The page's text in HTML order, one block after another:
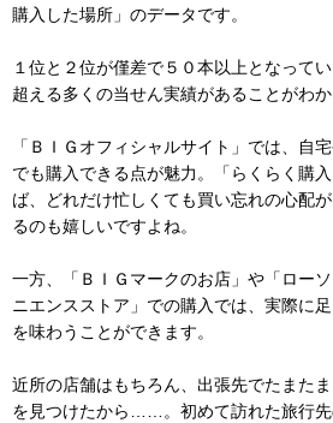
購入した場所」のデータです。
１位と２位が僅差で５０本以上となって
超える多くの当せん実績があることがわか
「ＢＩＧオフィシャルサイト」では、自
でも購入できる点が魅力。「らくらく購
ば、どれだけ忙しくても買い忘れの心配
るのも嬉しいですよね。
一方、「ＢＩＧマークのお店」や「ロー
ニエンスストア」での購入では、実際に
を味わうことができます。
近所の店舗はもちろん、出張先でたまたま
を見つけたから……。初めて訪れた旅行先